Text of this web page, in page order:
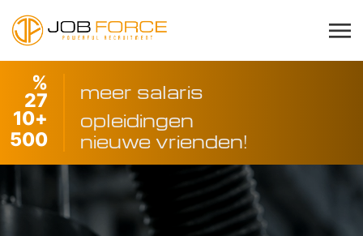
%
27
meer salaris
+
10
opleidingen
500
nieuwe vrienden!